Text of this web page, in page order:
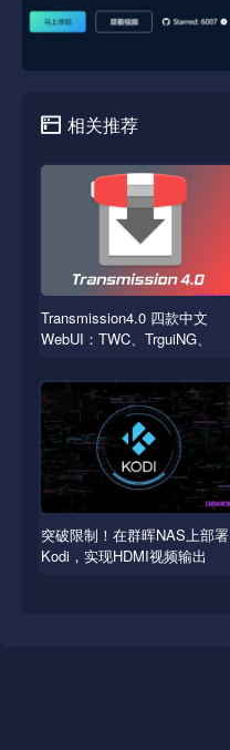
相关推荐
Transmission4.0 四款中文
WebUI：TWC、TrguiNG、
突破限制！在群晖NAS上部署
Kodi，实现HDMI视频输出